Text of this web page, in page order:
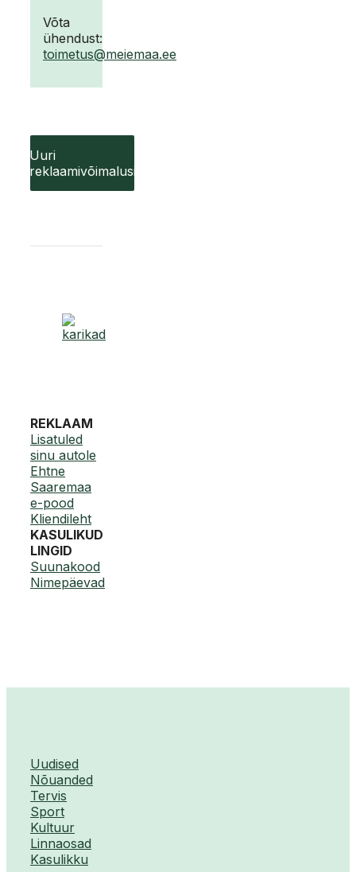
Võta
ühendust:
toimetus@meiemaa.ee
Uuri
reklaamivõimalusi
REKLAAM
Lisatuled
sinu autole
Ehtne
Saaremaa
e-pood
Kliendileht
KASULIKUD
LINGID
Suunakood
Nimepäevad
Uudised
Nõuanded
Tervis
Sport
Kultuur
Linnaosad
Kasulikku